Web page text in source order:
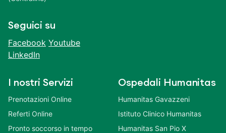
Seguici su
Facebook Youtube
LinkedIn
I nostri Servizi
Prenotazioni Online
Referti Online
Pronto soccorso in tempo
Ospedali Humanitas
Humanitas Gavazzeni
Istituto Clinico Humanitas
Humanitas San Pio X